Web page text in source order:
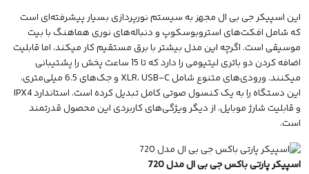
این اسپیکر جی بی ال مجهز به سیستم نورپردازی بسیار پیشرفته‌ای است
که شامل افکت‌های استروبوسکوپ و دنباله‌های نوری هماهنگ با بیت
موسیقی است. اگرچه این مدل بیشتر با برق مستقیم کار میکند، اما قابلیت
اضافه کردن دو باتری لیتیومی را دارد که تا 15 ساعت پخش را پشتیبانی
میکنند. ورودی‌های متنوع شامل XLR، USB-C و جک‌های 6.5 میلی‌متری،
این دستگاه را به یک کنسول صوتی کامل تبدیل کرده است. استاندارد IPX4
و قابلیت شارژ موبایل، از دیگر ویژگی‌های کاربردی این محصول قدرتمند
است.
اسپیکر پارتی باکس جی بی ال مدل 720